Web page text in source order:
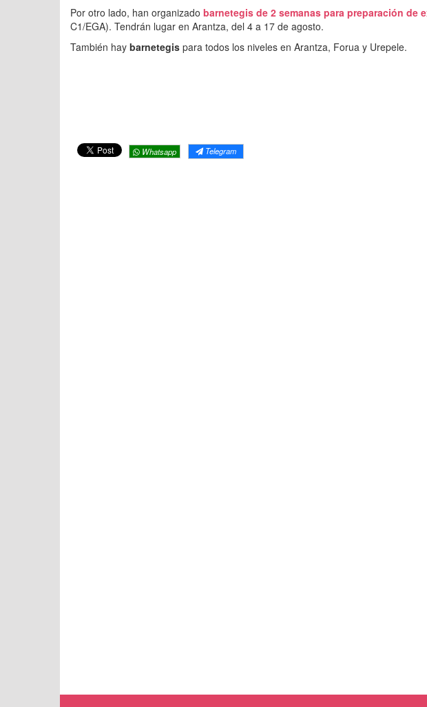
Por otro lado, han organizado barnetegis de 2 semanas para preparación de
C1/EGA). Tendrán lugar en Arantza, del 4 a 17 de agosto.
También hay barnetegis para todos los niveles en Arantza, Forua y Urepele.
Whatsapp Telegram